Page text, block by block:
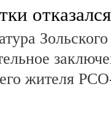
отказался
жителя